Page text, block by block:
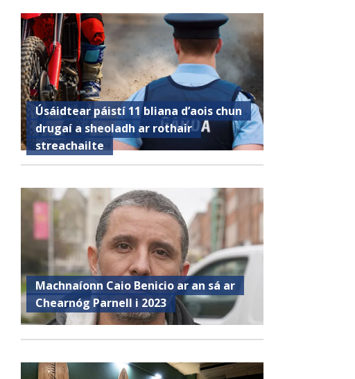
Úsáidtear páistí 11 bliana d’aois chun
drugaí a sheoladh ar rothair
streachailte
Machnaíonn Caio Benicio ar an sá ar
Chearnóg Parnell i 2023